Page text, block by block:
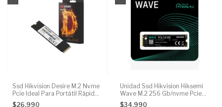
Ssd Hikvision Desire M.2 Nvme
Pcie Ideal Para Portátil Rápido
De 256 Gb
$26.990
Unidad Ssd Hikvision Hiksemi
Wave M.2 256 Gb/nvme Pcie
3.0
$34.990